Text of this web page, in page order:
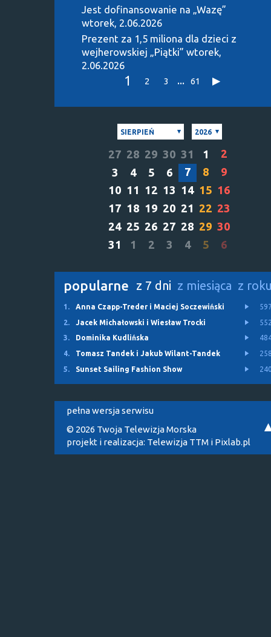
Jest dofinansowanie na „Wazę”
wtorek, 2.06.2026
Prezent za 1,5 miliona dla dzieci z
wejherowskiej „Piątki” wtorek,
2.06.2026
1 2 3 ... 61
SIERPIEŃ 2026
27 28 29 30 31 1
2
3
4 5 6 7 8
9
10 11 12 13 14 15 16
17 18 19 20 21 22 23
24 25 26 27 28 29 30
31
1 2 3 4 5 6
popularne z 7 dni z miesiąca z
1. Anna Czapp-Treder i Maciej Soczewiński
2.
Jacek Michałowski i Wiesław Trocki
3.
Dominika Kudlińska
4.
Tomasz Tandek i Jakub Wilant-Tandek
5.
Sunset Sailing Fashion Show
pełna wersja serwisu
© 2026 Twoja Telewizja Morska
projekt i realizacja: Telewizja TTM i Pixlab.pl